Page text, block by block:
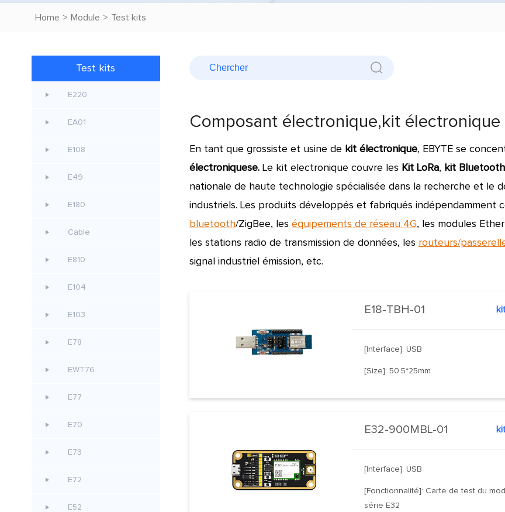
Home > Module > Test kits
Test kits
E220
EA01
E108
E49
E180
Cable
E810
E104
E103
E78
EWT76
E77
E70
E73
E72
E52
Composant électronique,kit électronique
En tant que grossiste et usine de kit électronique, EBYTE se
électroniquese.Le kit electronique couvre les Kit LoRa, kit Bluetooth
nationale de haute technologie spécialisée dans la recherche et le
industriels. Les produits développés et fabriqués indépendamment
bluetooth/ZigBee, les équipements de réseau 4G, les modules
les stations radio de transmission de données, les routeurs/
signal industriel émission, etc.
E18-TBH-01
[Interface]: USB
[Size]: 50.5*25mm
E32-900MBL-01
[Interface]: USB
[Fonctionnalité]: Carte de test du
série E32